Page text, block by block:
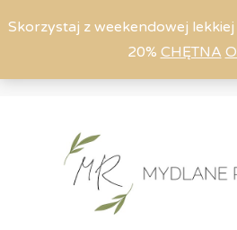
Skorzystaj z weekendowej
20% CHĘTNA